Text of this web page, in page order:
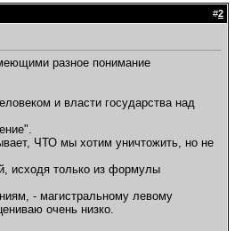
#2
разное понимание
и власти государства над
ЧТО мы хотим уничтожить, но не
исходя только из формулы
- магистральному левому
очень низко.